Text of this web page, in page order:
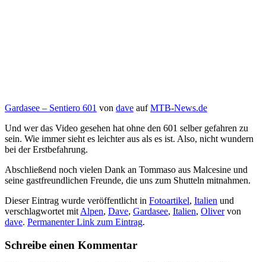
Gardasee – Sentiero 601 von dave aufMTB-News.de
Und wer das Video gesehen hat ohne den 601 selber gefahren zu
sein. Wie immer sieht es leichter aus als es ist. Also, nicht wundern
bei der Erstbefahrung.
Abschließend noch vielen Dank an Tommaso aus Malcesine und
seine gastfreundlichen Freunde, die uns zum Shutteln mitnahmen.
Dieser Eintrag wurde veröffentlicht in Fotoartikel, Italien und
verschlagwortet mit Alpen, Dave, Gardasee, Italien, Olivervon
dave. Permanenter Link zum Eintrag.
Schreibe einen Kommentar